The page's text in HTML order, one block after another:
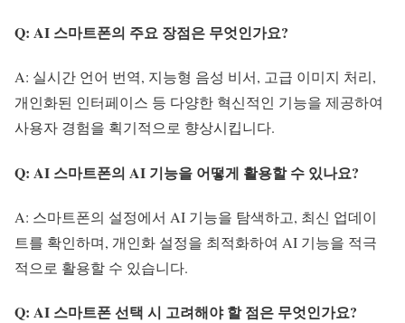
Q: AI 스마트폰의 주요 장점은 무엇인가요?
A: 실시간 언어 번역, 지능형 음성 비서, 고급 이미지 처리,
개인화된 인터페이스 등 다양한 혁신적인 기능을 제공하여
사용자 경험을 획기적으로 향상시킵니다.
Q: AI 스마트폰의 AI 기능을 어떻게 활용할 수 있나요?
A: 스마트폰의 설정에서 AI 기능을 탐색하고, 최신 업데이
트를 확인하며, 개인화 설정을 최적화하여 AI 기능을 적극
적으로 활용할 수 있습니다.
Q: AI 스마트폰 선택 시 고려해야 할 점은 무엇인가요?